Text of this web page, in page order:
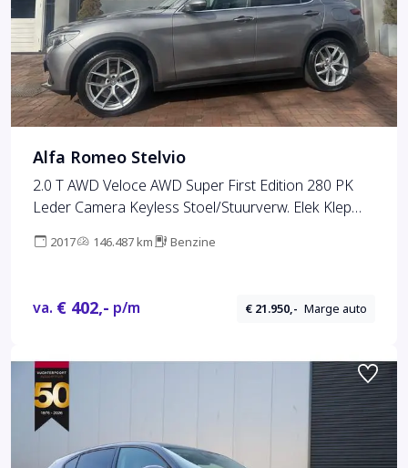
Alfa Romeo Stelvio
2.0 T AWD Veloce AWD Super First Edition 280 PK
Leder Camera Keyless Stoel/Stuurverw. Elek Klep
2017 146.487 km Benzine
va. € 402,- p/m € 21.950,- Marge auto